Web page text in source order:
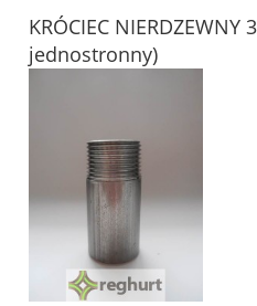
KRÓCIEC
jednostronny)